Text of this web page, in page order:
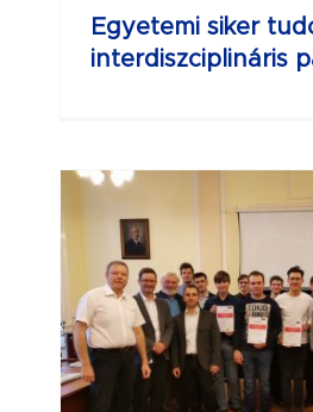
Egyetemi siker
interdiszciplináris